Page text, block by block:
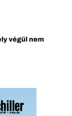
végül nem